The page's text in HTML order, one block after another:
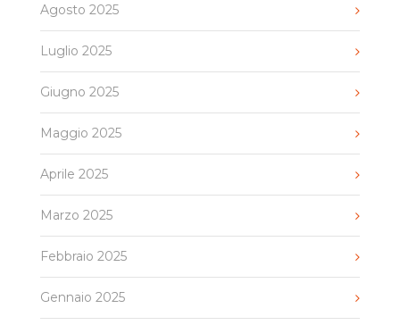
Agosto 2025
Luglio 2025
Giugno 2025
Maggio 2025
Aprile 2025
Marzo 2025
Febbraio 2025
Gennaio 2025